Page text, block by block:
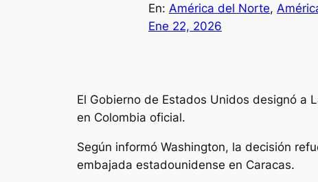
En: América del Norte,
Ene 22, 2026
El Gobierno de Estados Unidos designó a
en Colombia oficial.
Según informó Washington, la decisión
embajada estadounidense en Caracas.